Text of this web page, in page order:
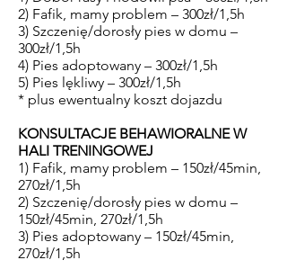
2) Fafik, mamy problem – 300zł/1,5h
3) Szczenię/dorosły pies w domu –
300zł/1,5h
4) Pies adoptowany – 300zł/1,5h
5) Pies lękliwy – 300zł/1,5h
* plus ewentualny koszt dojazdu
KONSULTACJE BEHAWIORALNE W
HALI TRENINGOWEJ
1) Fafik, mamy problem – 150zł/45min,
270zł/1,5h
2) Szczenię/dorosły pies w domu –
150zł/45min, 270zł/1,5h
3) Pies adoptowany – 150zł/45min,
270zł/1,5h